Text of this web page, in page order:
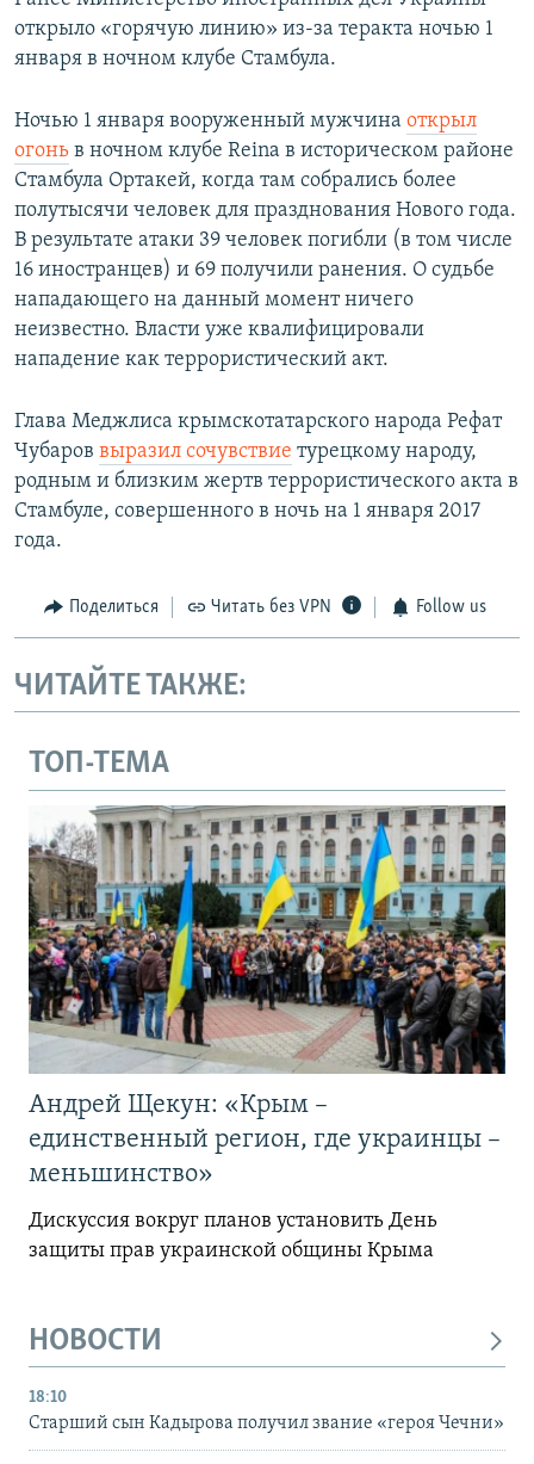
открыло «горячую линию» из-за теракта ночью 1
января в ночном клубе Стамбула.
Ночью 1 января вооруженный мужчина открыл
огонь в ночном клубе Reina в историческом районе
Стамбула Ортакей, когда там собрались более
полутысячи человек для празднования Нового года.
В результате атаки 39 человек погибли (в том числе
16 иностранцев) и 69 получили ранения. О судьбе
нападающего на данный момент ничего
неизвестно. Власти уже квалифицировали
нападение как террористический акт.
Глава Меджлиса крымскотатарского народа Рефат
Чубаров выразил сочувствие турецкому народу,
родным и близким жертв террористического акта в
Стамбуле, совершенного в ночь на 1 января 2017
года.
Поделиться Читать без VPN Follow us
ЧИТАЙТЕ ТАКЖЕ:
ТОП-ТЕМА
Андрей Щекун: «Крым –
единственный регион, где украинцы –
меньшинство»
Дискуссия вокруг планов установить День
защиты прав украинской общины Крыма
НОВОСТИ
18:10
Старший сын Кадырова получил звание «героя Чечни»